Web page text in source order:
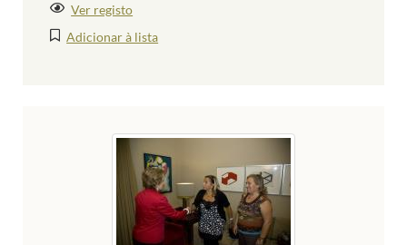
Ver registo
Adicionar à lista